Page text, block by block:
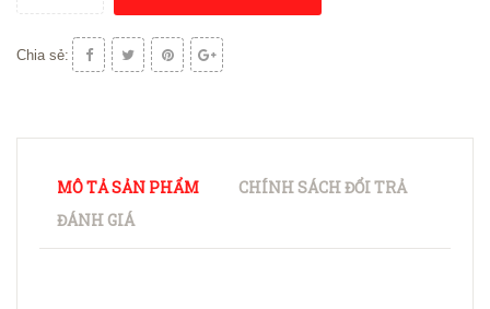
Chia sẻ:
MÔ TẢ SẢN PHẨM
CHÍNH SÁCH ĐỔI TRẢ
ĐÁNH GIÁ